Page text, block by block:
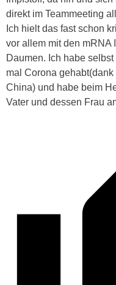
direkt im Teammeeting
Ich hielt das fast schon
vor allem mit den mRNA
Daumen. Ich habe
mal Corona
China) und habe beim
Vater und dessen Frau